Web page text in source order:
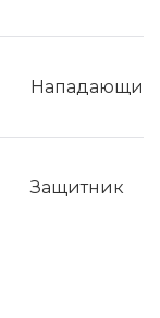
Нападающий
Защитник